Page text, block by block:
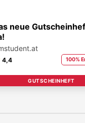
neue
4,4 100%
GUTSCHEINHEFT